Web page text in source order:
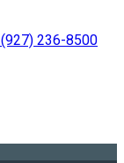
236-8500